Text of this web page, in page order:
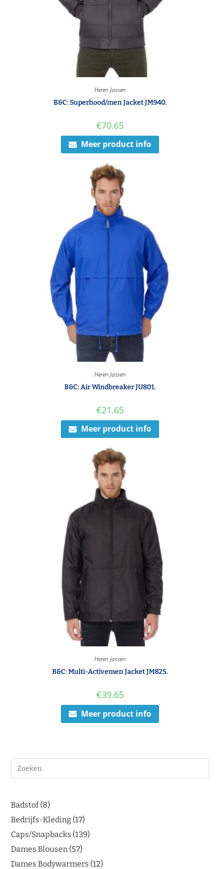
Heren Jassen
B&C: Superhood/men Jacket JM940.
€70.65
Meer product info
Heren Jassen
B&C: Air Windbreaker JU801.
€21.65
Meer product info
Heren Jassen
B&C: Multi-Activemen Jacket JM825.
€39.65
Meer product info
Badstof 8
Bedrijfs-Kleding 17
Caps/Snapbacks 139
Dames Blousen 57
Dames Bodywarmers 12